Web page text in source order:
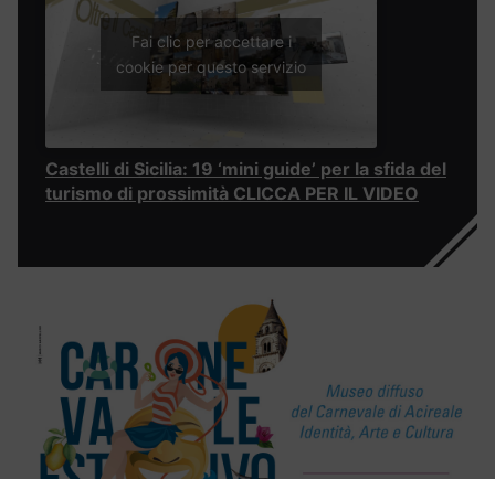
Fai clic per accettare i
cookie per questo servizio
Castelli di Sicilia: 19 ‘mini guide’ per la sfida del
turismo di prossimità CLICCA PER IL VIDEO